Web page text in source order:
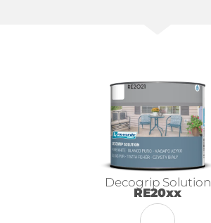
Decogrip Solution
RE20xx